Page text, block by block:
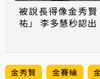
被說長得像金秀
祐」 李多慧秒認
金秀賢 金賽綸